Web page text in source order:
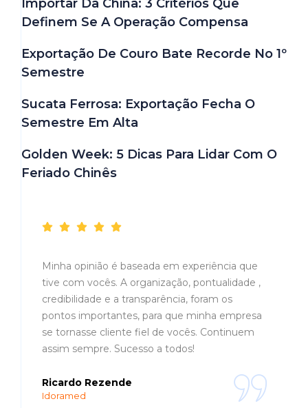
Importar Da China: 3 Critérios Que
Definem Se A Operação Compensa
Exportação De Couro Bate Recorde No 1º
Semestre
Sucata Ferrosa: Exportação Fecha O
Semestre Em Alta
Golden Week: 5 Dicas Para Lidar Com O
Feriado Chinês
Minha opinião é baseada em experiência que
tive com vocês. A organização, pontualidade ,
credibilidade e a transparência, foram os
pontos importantes, para que minha empresa
se tornasse cliente fiel de vocês. Continuem
assim sempre. Sucesso a todos!
Ricardo Rezende
Idoramed